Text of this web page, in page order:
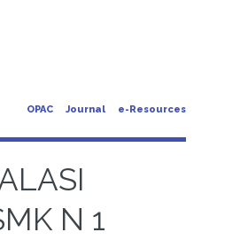
OPAC Journal e-Resources
N 1